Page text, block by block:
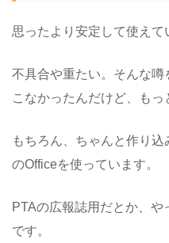
思ったより安定して使えて
不具合や重たい。そんな
こなかったんだけど、もっ
もちろん、ちゃんと作り
のOfficeを使っています。
PTAの広報誌用だとか、
です。